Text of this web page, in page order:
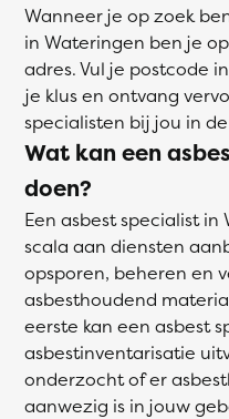
Wanneer je op zoek
in Wateringen ben je
adres. Vul je postcode
je klus en ontvang
specialisten bij jou in
Wat kan een
doen?
Een asbest specialist
scala aan diensten
opsporen, beheren en
asbesthoudend
eerste kan een asbest
asbestinventarisatie
onderzocht of er
aanwezig is in jouw